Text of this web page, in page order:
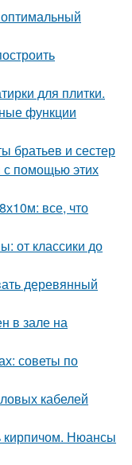
для плитки.
функции
братьев и сестер
с помощью этих
все, что
от классики до
деревянный
в зале на
советы по
кабелей
кирпичом. Нюансы